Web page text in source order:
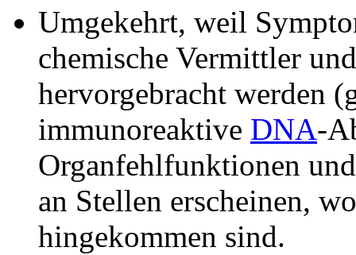
Umgekehrt, weil
chemische Vermittler
hervorgebracht werden
immunoreaktive DNA-
Organfehlfunktionen
an Stellen erscheinen,
hingekommen sind.